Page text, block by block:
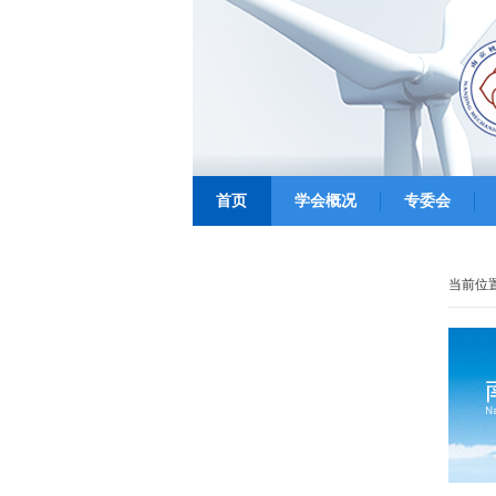
首页 学会概况 专委会
当前位